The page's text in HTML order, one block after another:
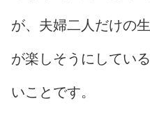
が、夫婦二人だけの
が楽しそうにしてい
いことです。